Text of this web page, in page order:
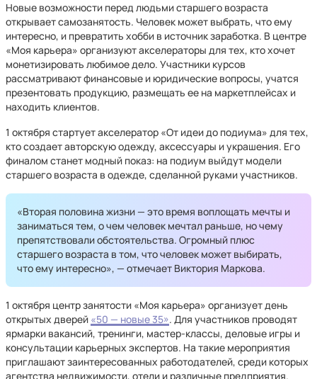
Новые возможности перед людьми старшего возраста
открывает самозанятость. Человек может выбрать, что ему
интересно, и превратить хобби в источник заработка. В центре
«Моя карьера» организуют акселераторы для тех, кто хочет
монетизировать любимое дело. Участники курсов
рассматривают финансовые и юридические вопросы, учатся
презентовать продукцию, размещать ее на маркетплейсах и
находить клиентов.
1 октября стартует акселератор «От идеи до подиума» для тех,
кто создает авторскую одежду, аксессуары и украшения. Его
финалом станет модный показ: на подиум выйдут модели
старшего возраста в одежде, сделанной руками участников.
«Вторая половина жизни — это время воплощать мечты и
заниматься тем, о чем человек мечтал раньше, но чему
препятствовали обстоятельства. Огромный плюс
старшего возраста в том, что человек может выбирать,
что ему интересно», — отмечает Виктория Маркова.
1 октября центр занятости «Моя карьера» организует день
открытых дверей «50 — новые 35». Для участников проводят
ярмарки вакансий, тренинги, мастер-классы, деловые игры и
консультации карьерных экспертов. На такие мероприятия
приглашают заинтересованных работодателей, среди которых
агентства недвижимости, отели и различные предприятия.